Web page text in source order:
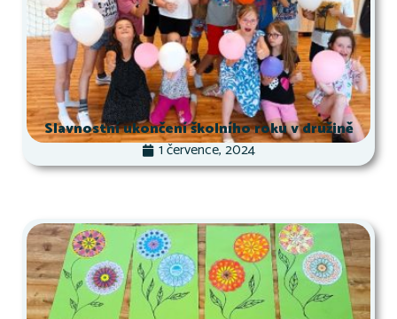
Slavnostní ukončení školního roku v družině
1 července, 2024